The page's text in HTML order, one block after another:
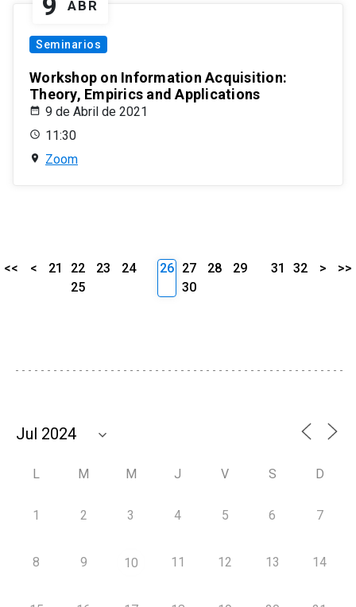
ABR
Seminarios
Workshop on Information Acquisition:
Theory, Empirics and Applications
9 de Abril de 2021
11:30
Zoom
<< < 21 22 23
24
25
26 27 28
29
30
31 32 > >>
L M M J V S D
1 2 3 4 5 6 7
8 9 10 11 12 13 14